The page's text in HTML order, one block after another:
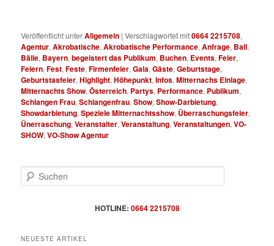
Veröffentlicht unterAllgemein |Verschlagwortet mit0664 2215708,
Agentur,Akrobatische,Akrobatische Performance,Anfrage, Ball,
Bälle, Bayern,begeistert das Publikum, Buchen, Events,Feier,
Feiern,Fest,Feste,Firmenfeier,Gala,Gäste,Geburtstage,
Geburtstasfeier,Highlight,Höhepunkt,Infos,Mitternachs Einlage,
Mitternachts Show,Österreich, Partys, Performance, Publikum,
Schlangen Frau,Schlangenfrau,Show,Show-Darbietung,
Showdarbietung,Speziele Mitternachtsshow, Überraschungsfeier,
Ünerraschung,Veranstalter,Veranstaltung,Veranstaltungen,VO-
SHOW,VO-Show Agentur
u
HOTLINE: 0664 2215708
NEUESTE ARTIKEL